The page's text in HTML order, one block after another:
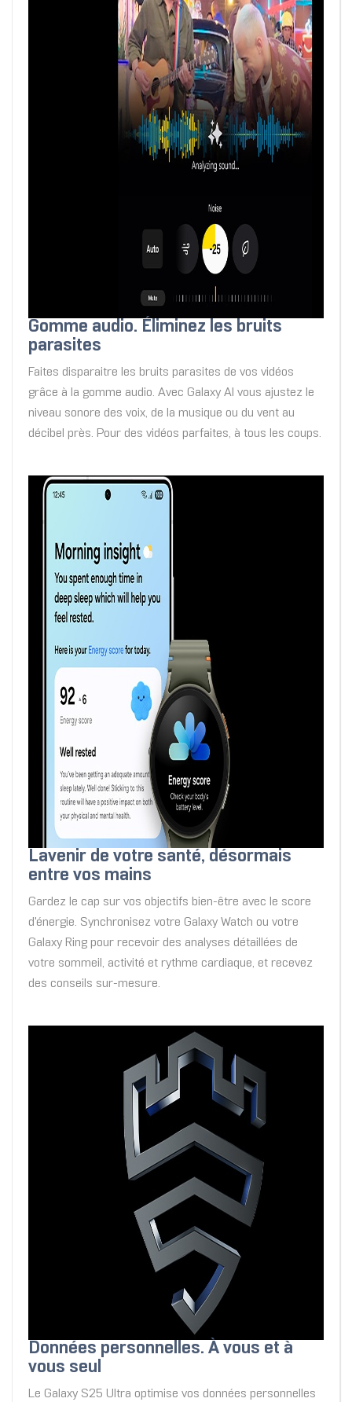
Gomme audio. Éliminez les bruits
parasites
Faites disparaitre les bruits parasites de vos vidéos
grâce à la gomme audio. Avec Galaxy AI vous ajustez le
niveau sonore des voix, de la musique ou du vent au
décibel près. Pour des vidéos parfaites, à tous les coups.
Lavenir de votre santé, désormais
entre vos mains
Gardez le cap sur vos objectifs bien-être avec le score
d'énergie. Synchronisez votre Galaxy Watch ou votre
Galaxy Ring pour recevoir des analyses détaillées de
votre sommeil, activité et rythme cardiaque, et recevez
des conseils sur-mesure.
Données personnelles. À vous et à
vous seul
Le Galaxy S25 Ultra optimise vos données personnelles